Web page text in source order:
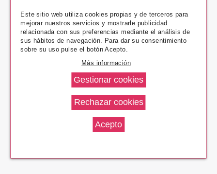
Pago Seguro
14 Días Devolución
Este sitio web utiliza cookies propias y de terceros para
mejorar nuestros servicios y mostrarle publicidad
relacionada con sus preferencias mediante el análisis de
sus hábitos de navegación. Para dar su consentimiento
sobre su uso pulse el botón Acepto.
Más información